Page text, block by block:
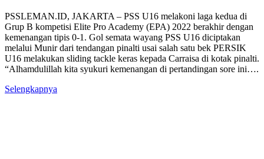
PSSLEMAN.ID, JAKARTA – PSS U16 melakoni laga kedua di
Grup B kompetisi Elite Pro Academy (EPA) 2022 berakhir dengan
kemenangan tipis 0-1. Gol semata wayang PSS U16 diciptakan
melalui Munir dari tendangan pinalti usai salah satu bek PERSIK
U16 melakukan sliding tackle keras kepada Carraisa di kotak pinalti.
“Alhamdulillah kita syukuri kemenangan di pertandingan sore ini….
Selengkapnya